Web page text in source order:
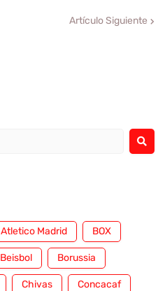
Artículo Siguiente
Atletico Madrid BOX
Beisbol Borussia
Chivas Concacaf